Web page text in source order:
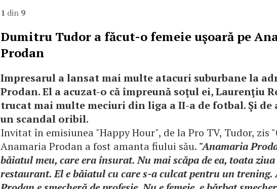
1 din 9
Dumitru Tudor a făcut-o femeie uşoară pe
Prodan
Impresarul a lansat mai multe atacuri suburbane la
Prodan. El a acuzat-o că împreună soţul ei, Laurenţiu
trucat mai multe meciuri din liga a II-a de fotbal. Şi de
un scandal oribil.
Invitat în emisiunea "Happy Hour", de la Pro TV, Tudor, zis
Anamaria Prodan a fost amanta fiului său. "Anamaria
băiatul meu, care era însurat. Nu mai scăpa de ea, toata
restaurant. El e băiatul cu care s-a culcat pentru un